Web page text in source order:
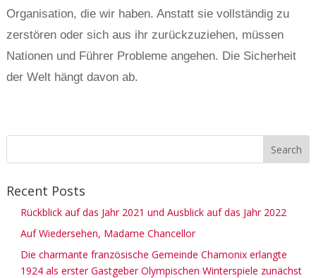
Organisation, die wir haben. Anstatt sie vollständig zu
zerstören oder sich aus ihr zurückzuziehen, müssen
Nationen und Führer Probleme angehen. Die Sicherheit
der Welt hängt davon ab.
Recent Posts
Rückblick auf das Jahr 2021 und Ausblick auf das Jahr 2022
Auf Wiedersehen, Madame Chancellor
Die charmante französische Gemeinde Chamonix erlangte
1924 als erster Gastgeber Olympischen Winterspiele zunächst